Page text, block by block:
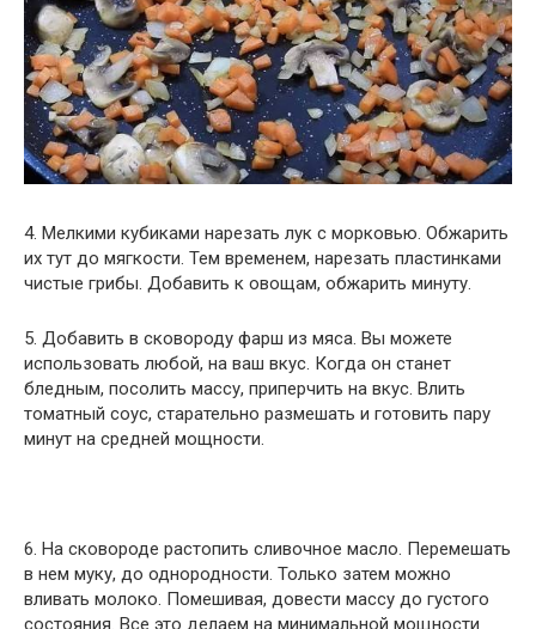
4. Мелкими кубиками нарезать лук с морковью. Обжарить
их тут до мягкости. Тем временем, нарезать пластинками
чистые грибы. Добавить к овощам, обжарить минуту.
5. Добавить в сковороду фарш из мяса. Вы можете
использовать любой, на ваш вкус. Когда он станет
бледным, посолить массу, приперчить на вкус. Влить
томатный соус, старательно размешать и готовить пару
минут на средней мощности.
6. На сковороде растопить сливочное масло. Перемешать
в нем муку, до однородности. Только затем можно
вливать молоко. Помешивая, довести массу до густого
состояния. Все это делаем на минимальной мощности